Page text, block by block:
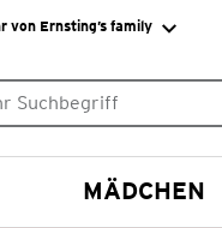
von Ernsting’s family
MÄDCHEN